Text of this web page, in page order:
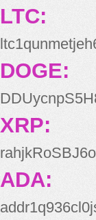
LTC:
DOGE:
XRP:
ADA: